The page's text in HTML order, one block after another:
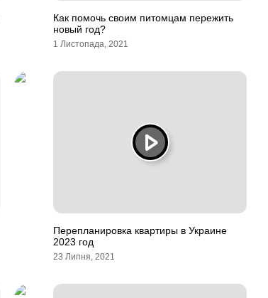
Как помочь своим питомцам пережить
новый год?
1 Листопада, 2021
Перепланировка квартиры в Украине
2023 год
23 Липня, 2021